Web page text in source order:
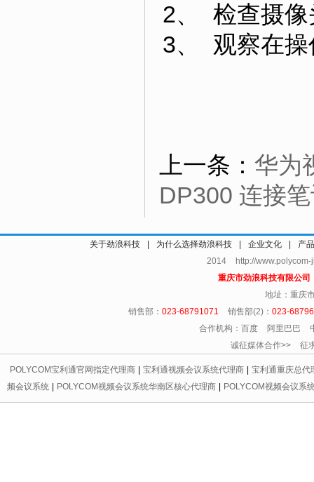
2、 检查摄像
3、 观察在操
上一条： 华为
DP300 连接
关于劲浪科技 为什么选择劲浪科技 企业文化
产
2014 http://
重庆市劲浪科技有限公
地址：重庆
销售部： 023-68791071 销售部(2)： 023-
合作机构：百度 阿里巴巴
诚征媒体合作>> 征
POLYCOM宝利通官网指定代理商 宝利通视频会议系统代理商
宝利通重庆总代
频会议系统
POLYCOM视频会议系统华南区核心代理商
POLYCOM视频会议系
代理商 | 宝利通会议电话区域总代理 | 重庆宝利通 | 重庆led显示屏 | 重庆宝利通 |